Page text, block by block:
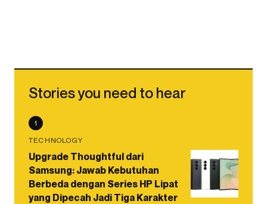
Stories you need to hear
1
TECHNOLOGY
Upgrade Thoughtful dari
Samsung: Jawab Kebutuhan
Berbeda dengan Series HP Lipat
yang Dipecah Jadi Tiga Karakter